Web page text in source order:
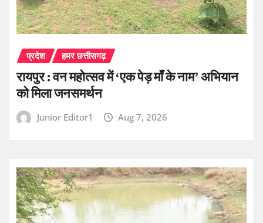
प्रदेश हमर छत्तीसगढ़
रायपुर : वन महोत्सव में ‘एक पेड़ माँ के नाम’ अभियान
को मिला जनसमर्थन
Junior Editor1 Aug 7, 2026